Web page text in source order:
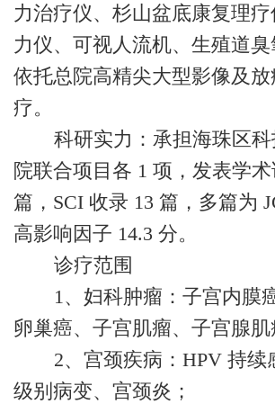
力治疗仪、杉山盆底康复理
力仪、可视人流机、生殖道臭
依托总院高精尖大型影像及
疗。
科研实力：承担海珠区
院联合项目各 1 项，发表学
篇，SCI 收录 13 篇，多篇为
高影响因子 14.3 分。
诊疗范围
1、妇科肿瘤：子宫内膜
卵巢癌、子宫肌瘤、子宫腺肌
2、宫颈疾病：HPV 持续
级别病变、宫颈炎；